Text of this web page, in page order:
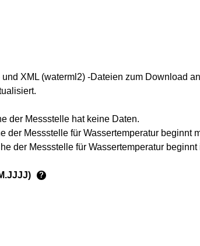
XML (waterml2) -Dateien zum Download
der Messstelle hat keine Daten.
der Messstelle für Wassertemperatur beginnt
der Messstelle für Wassertemperatur beginnt
?